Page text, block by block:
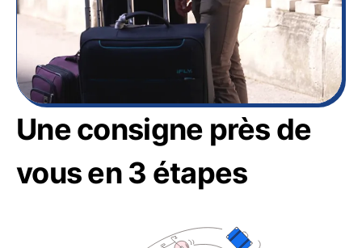
Une consigne près de
vous en 3 étapes